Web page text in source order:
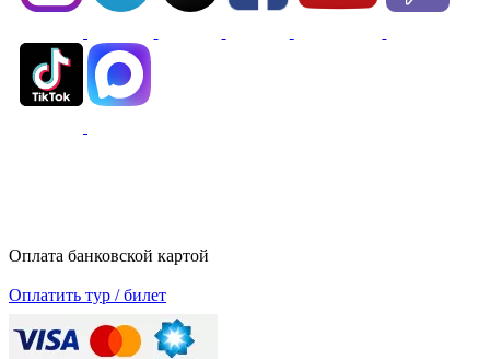
Оплата банковской картой
Оплатить тур / билет